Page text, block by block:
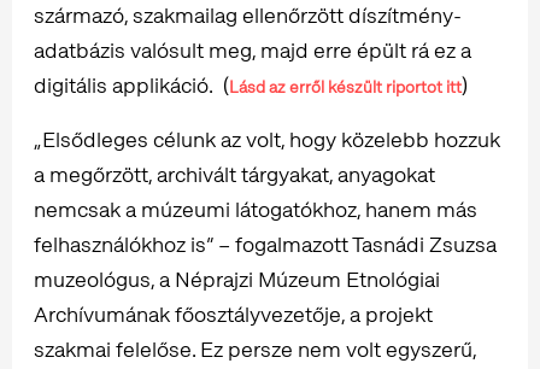
származó, szakmailag ellenőrzött díszítmény-
adatbázis valósult meg, majd erre épült rá ez a
digitális applikáció. (Lásd az erről készült riportot itt)
„Elsődleges célunk az volt, hogy közelebb hozzuk
a megőrzött, archivált tárgyakat, anyagokat
nemcsak a múzeumi látogatókhoz, hanem más
felhasználókhoz is” – fogalmazott Tasnádi Zsuzsa
muzeológus, a Néprajzi Múzeum Etnológiai
Archívumának főosztályvezetője, a projekt
szakmai felelőse. Ez persze nem volt egyszerű,